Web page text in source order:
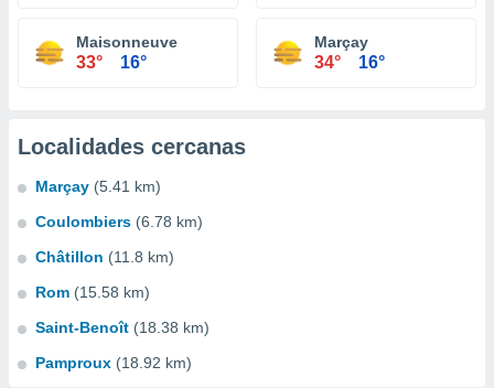
Maisonneuve
33° 16°
Marçay
34° 16°
Localidades cercanas
Marçay (5.41 km)
Coulombiers (6.78 km)
Châtillon (11.8 km)
Rom (15.58 km)
Saint-Benoît (18.38 km)
Pamproux (18.92 km)